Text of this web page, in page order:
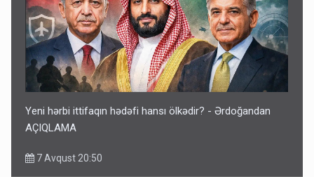
Yeni hərbi ittifaqın hədəfi hansı ölkədir? - Ərdoğandan
AÇIQLAMA
7 Avqust 20:50